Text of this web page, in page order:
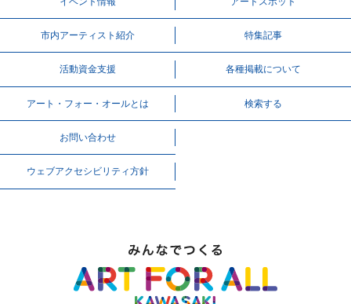
市内アーティスト紹介 特集記事
活動資⾦⽀援 各種掲載について
アート・フォー・オールとは 検索する
お問い合わせ
ウェブアクセシビリティ方針